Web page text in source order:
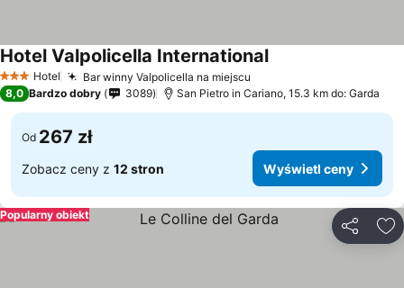
3 Kategoria
Hotel Bar winny Valpolicella na miejscu
Hotel Valpolicella International
8,0 Bardzo dobry 3089 San Pietro in Cariano, 15.3 km do: Garda
Od 267 zł
Zobacz ceny z 12 stron Wyświetl ceny
Popularny obiekt